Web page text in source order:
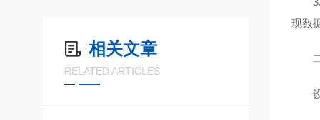
相关文章
RELATED ARTICLES
现数